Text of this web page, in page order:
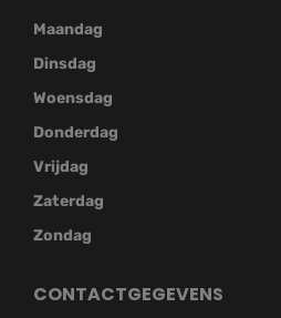
Maandag
Dinsdag
Woensdag
Donderdag
Vrijdag
Zaterdag
Zondag
CONTACTGEGEVENS